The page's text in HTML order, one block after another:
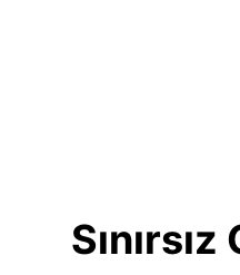
Sınırsız